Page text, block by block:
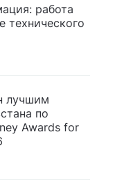
работа
технического
лучшим
по
Awards for